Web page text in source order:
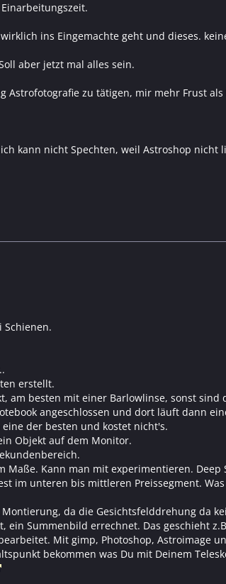
ins Eingemachte geht und dieses.
aber jetzt mal alles sein.
Astrofotografie zu tätigen, mir mehr Frust
kann nicht Spechten, weil Astroshop nicht
erstellt.
am besten mit einer Barlowlinse, sonst
angeschlossen und dort läuft dann
der besten und kostet nicht's.
Objekt auf dem Monitor.
Maße. Kann man mit experimentieren.
im unteren bis mittleren Preissegment.
da die Gesichtsfelddrehung da
ein Summenbild errechnet. Das geschieht
Mit gimp, Photoshop, Astroimage
bekommen was Du mit Deinem